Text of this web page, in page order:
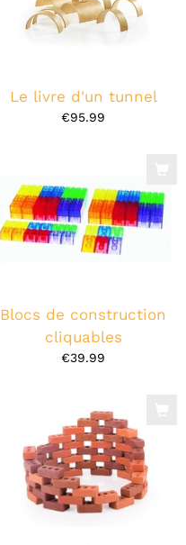
Le livre d'un tunnel
€95.99
Blocs de construction
cliquables
€39.99